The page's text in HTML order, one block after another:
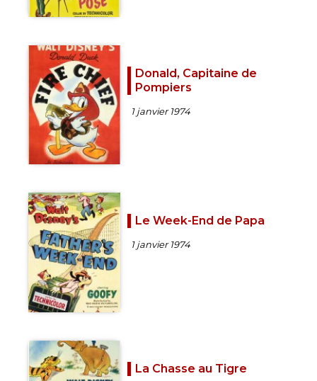
Donald, Capitaine de
Pompiers
1 janvier 1974
Le Week-End de Papa
1 janvier 1974
La Chasse au Tigre